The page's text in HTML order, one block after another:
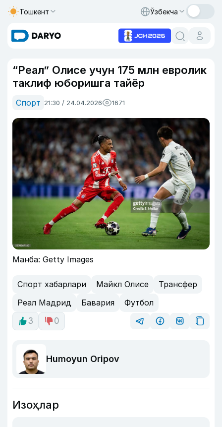
Тошкент Ўзбекча
“Реал” Олисе учун 175 млн евролик
таклиф юборишга тайёр
Спорт 21:30 / 24.04.2026 1671
Манба: Getty Images
Спорт хабарлари Майкл Олисе
Трансфер
Реал Мадрид
Бавария
Футбол
3
0
Humoyun Oripov
Изоҳлар